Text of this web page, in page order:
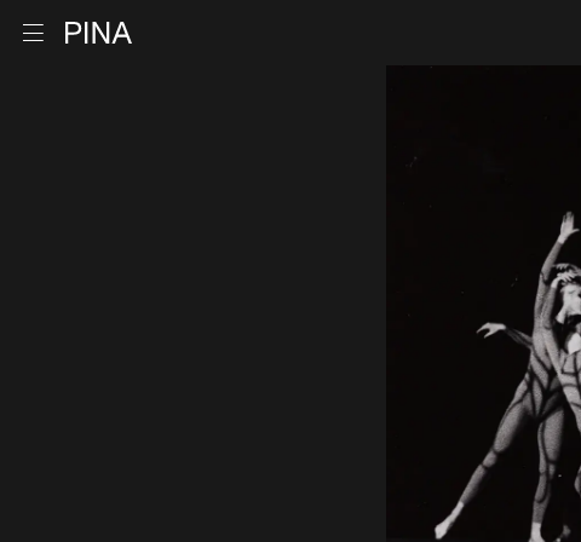
Ouvrir le menu